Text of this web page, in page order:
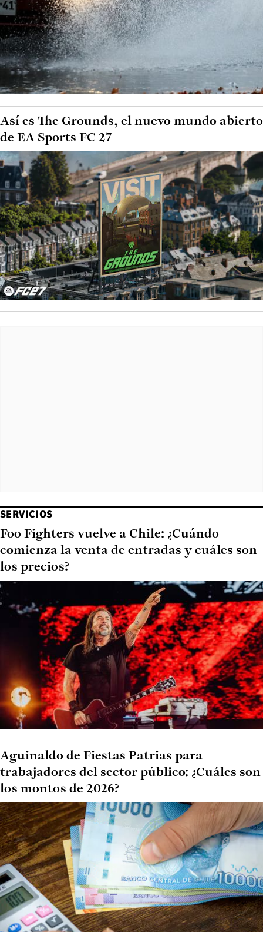
Así es The Grounds, el nuevo mundo abierto
de EA Sports FC 27
SERVICIOS
Foo Fighters vuelve a Chile: ¿Cuándo
comienza la venta de entradas y cuáles son
los precios?
Aguinaldo de Fiestas Patrias para
trabajadores del sector público: ¿Cuáles son
los montos de 2026?